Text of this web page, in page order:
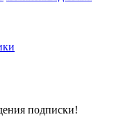
подписки!